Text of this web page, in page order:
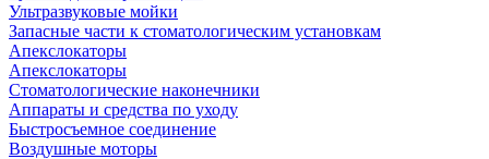
Ультразвуковые мойки
Запасные части к стоматологическим установкам
Апекслокаторы
Апекслокаторы
Стоматологические наконечники
Аппараты и средства по уходу
Быстросъемное соединение
Воздушные моторы